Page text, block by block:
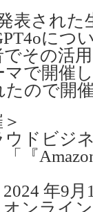
表された
につ
でその活
マで開催
たので開
ウドビジ
『
年9月